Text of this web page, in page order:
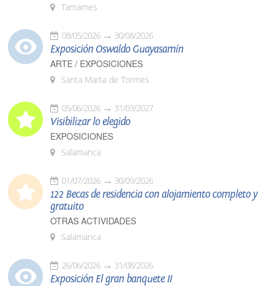
Tamames
08/05/2026 30/08/2026
Exposición Oswaldo Guayasamín
ARTE / EXPOSICIONES
Santa Marta de Tormes
05/06/2026 31/03/2027
Visibilizar lo elegido
EXPOSICIONES
Salamanca
01/07/2026 30/09/2026
122 Becas de residencia con alojamiento completo y
gratuito
OTRAS ACTIVIDADES
Salamanca
26/06/2026 31/08/2026
Exposición El gran banquete II